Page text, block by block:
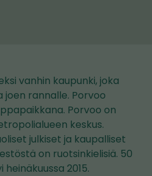
vanhin kaupunki, joka
rannalle. Porvoo
Porvoo on
keskus.
julkiset ja kaupalliset
on ruotsinkielisiä. 50
2015.